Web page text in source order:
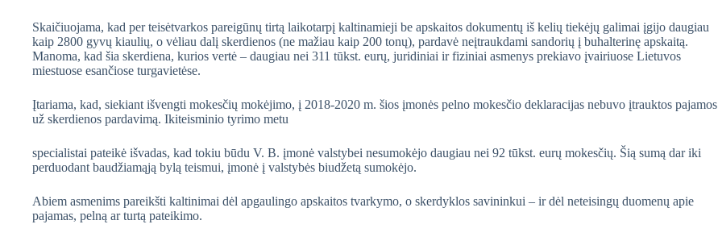
Skaičiuojama, kad per teisėtvarkos pareigūnų tirtą laikotarpį kaltinamieji be apskaitos dokumentų iš kelių tiekėjų galimai įgijo daugiau
kaip 2800 gyvų kiaulių, o vėliau dalį skerdienos (ne mažiau kaip 200 tonų), pardavė neįtraukdami sandorių į buhalterinę apskaitą.
Manoma, kad šia skerdiena, kurios vertė – daugiau nei 311 tūkst. eurų, juridiniai ir fiziniai asmenys prekiavo įvairiuose Lietuvos
miestuose esančiose turgavietėse.
Įtariama, kad, siekiant išvengti mokesčių mokėjimo, į 2018-2020 m. šios įmonės pelno mokesčio deklaracijas nebuvo įtrauktos pajamos
už skerdienos pardavimą. Ikiteisminio tyrimo metu
specialistai pateikė išvadas, kad tokiu būdu V. B. įmonė valstybei nesumokėjo daugiau nei 92 tūkst. eurų mokesčių. Šią sumą dar iki
perduodant baudžiamąją bylą teismui, įmonė į valstybės biudžetą sumokėjo.
Abiem asmenims pareikšti kaltinimai dėl apgaulingo apskaitos tvarkymo, o skerdyklos savininkui – ir dėl neteisingų duomenų apie
pajamas, pelną ar turtą pateikimo.